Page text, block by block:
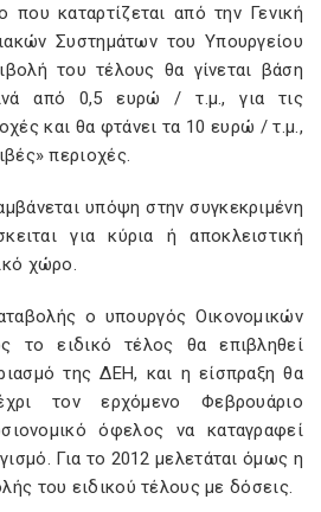
καταρτίζεται από την Γενική
Συστημάτων του Υπουργείου
του τέλους θα γίνεται βάση
από 0,5 ευρώ / τ.μ., για τις
και θα φτάνει τα 10 ευρώ / τ.μ.,
περιοχές.
υπόψη στην συγκεκριμένη
για κύρια ή αποκλειστική
χώρο.
ο υπουργός Οικονομικών
το ειδικό τέλος θα επιβληθεί
της ΔΕΗ, και η είσπραξη θα
τον ερχόμενο Φεβρουάριο
όφελος να καταγραφεί
Για το 2012 μελετάται όμως η
του ειδικού τέλους με δόσεις.